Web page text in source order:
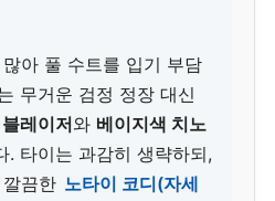
아 풀 수트를 입기 부담
무거운 검정 정장 대신
레이저와 베이지색 치노
. 타이는 과감히 생략하되,
끔한 노타이 코디(자세